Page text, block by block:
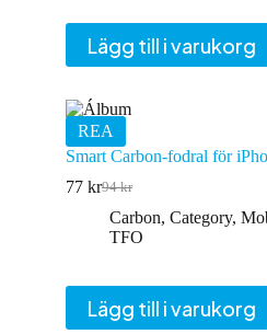
Lägg till i varukorg
REA
Smart Carbon-fodral för
94kr
Det
ursprungliga
priset
77 krDet
nuvarande
priset
Carbon, Category,
TFO
Lägg till i varukorg